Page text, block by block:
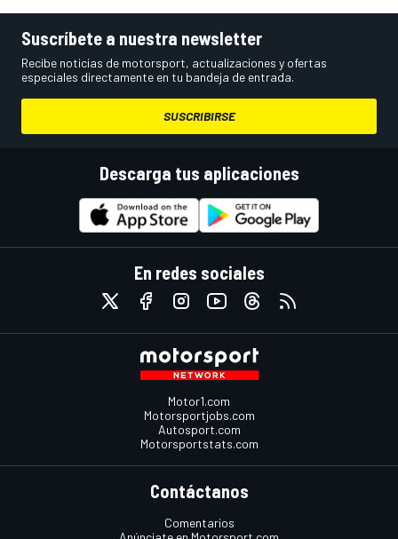
Suscríbete a nuestra newsletter
Recibe noticias de motorsport, actualizaciones y ofertas
especiales directamente en tu bandeja de entrada.
SUSCRIBIRSE
Descarga tus aplicaciones
En redes sociales
Motor1.com
Motorsportjobs.com
Autosport.com
Motorsportstats.com
Contáctanos
Comentarios